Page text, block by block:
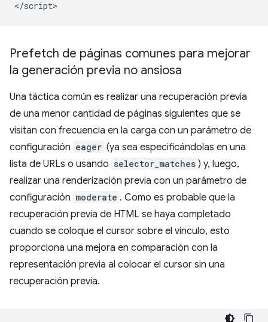
Prefetch de páginas comunes para mejorar
la generación previa no ansiosa
Una táctica común es realizar una recuperación previa
de una menor cantidad de páginas siguientes que se
visitan con frecuencia en la carga con un parámetro de
configuración eager (ya sea especificándolas en una
lista de URLs o usando selector_matches ) y, luego,
realizar una renderización previa con un parámetro de
configuración moderate . Como es probable que la
recuperación previa de HTML se haya completado
cuando se coloque el cursor sobre el vínculo, esto
proporciona una mejora en comparación con la
representación previa al colocar el cursor sin una
recuperación previa.